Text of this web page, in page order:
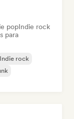
popIndie rock
para
Indie rock